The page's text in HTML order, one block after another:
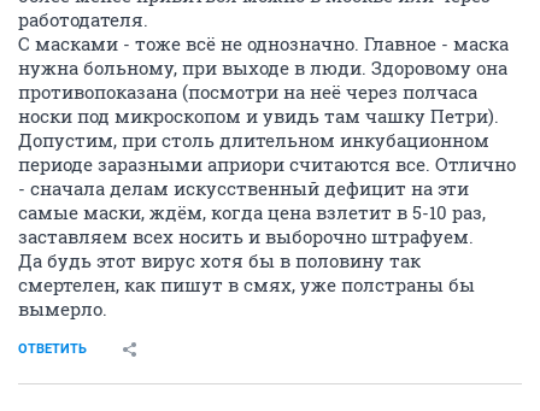
работодателя.
С масками - тоже всё не однозначно. Главное - маска
нужна больному, при выходе в люди. Здоровому она
противопоказана (посмотри на неё через полчаса
носки под микроскопом и увидь там чашку Петри).
Допустим, при столь длительном инкубационном
периоде заразными априори считаются все. Отлично
- сначала делам искусственный дефицит на эти
самые маски, ждём, когда цена взлетит в 5-10 раз,
заставляем всех носить и выборочно штрафуем.
Да будь этот вирус хотя бы в половину так
смертелен, как пишут в смях, уже полстраны бы
вымерло.
ОТВЕТИТЬ